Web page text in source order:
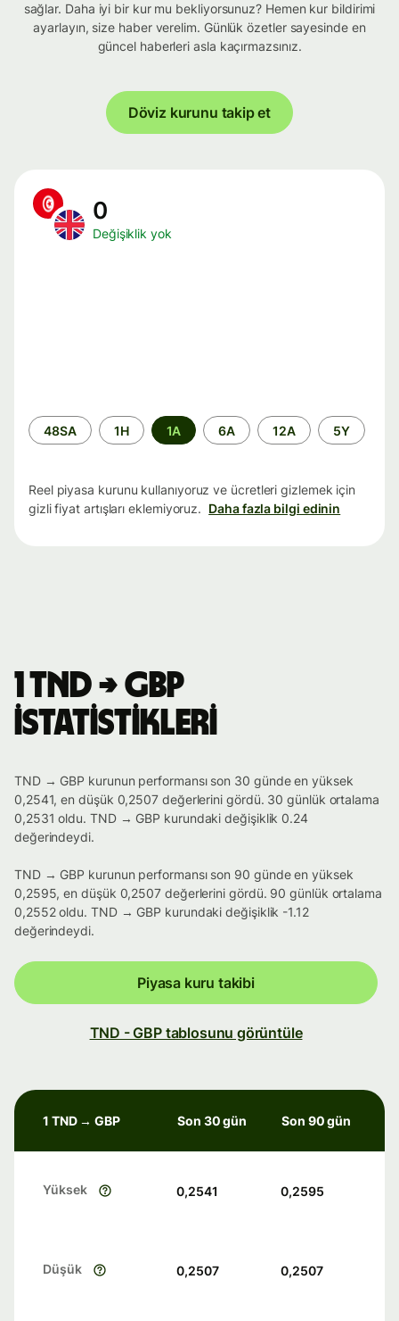
sağlar. Daha iyi bir kur mu bekliyorsunuz? Hemen kur bildirimi
ayarlayın, size haber verelim. Günlük özetler sayesinde en
güncel haberleri asla kaçırmazsınız.
Döviz kurunu takip et
0
Değişiklik yok
Zaman
aralığı
48SA 1H 1A 6A 12A 5Y
Reel piyasa kurunu kullanıyoruz ve ücretleri gizlemek için
gizli fiyat artışları eklemiyoruz. Daha fazla bilgi edinin
1 TND → GBP
istatistikleri
TND → GBP kurunun performansı son 30 günde en yüksek
0,2541, en düşük 0,2507 değerlerini gördü. 30 günlük ortalama
0,2531 oldu. TND → GBP kurundaki değişiklik 0.24
değerindeydi.
TND → GBP kurunun performansı son 90 günde en yüksek
0,2595, en düşük 0,2507 değerlerini gördü. 90 günlük ortalama
0,2552 oldu. TND → GBP kurundaki değişiklik -1.12
değerindeydi.
Piyasa kuru takibi
TND - GBP tablosunu görüntüle
1 TND → GBP Son 30 gün Son 90 gün
Yüksek 0,2541 0,2595
Düşük 0,2507 0,2507